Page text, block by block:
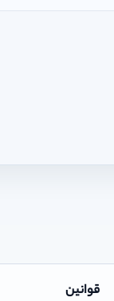
قوانین